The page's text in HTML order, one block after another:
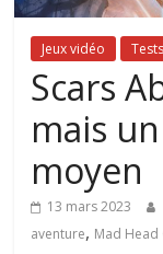
Jeux vidéo Tests
Scars
mais
moyen
13 mars 2023
aventure, Mad Head